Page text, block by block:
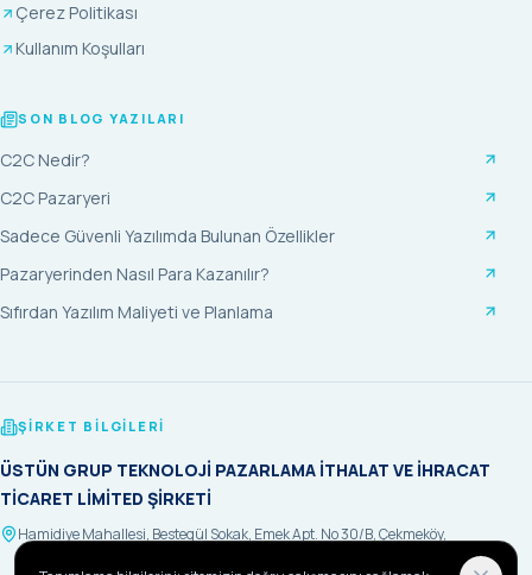
Çerez Politikası
Kullanım Koşulları
SON BLOG YAZILARI
C2C Nedir?
C2C Pazaryeri
Sadece Güvenli Yazılımda Bulunan Özellikler
Pazaryerinden Nasıl Para Kazanılır?
Sıfırdan Yazılım Maliyeti ve Planlama
ŞIRKET BILGILERI
ÜSTÜN GRUP TEKNOLOJİ PAZARLAMA İTHALAT VE İHRACAT
TİCARET LİMİTED ŞİRKETİ
Hamidiye Mahallesi, Bestegül Sokak, Emek Apt. No 30/B, Çekmeköy,